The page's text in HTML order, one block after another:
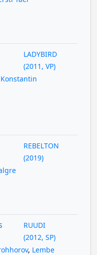
LADYBIRD
(2011, VP)
Konstantin
REBELTON
(2019)
RUUDI
(2012, SP)
, Lembe